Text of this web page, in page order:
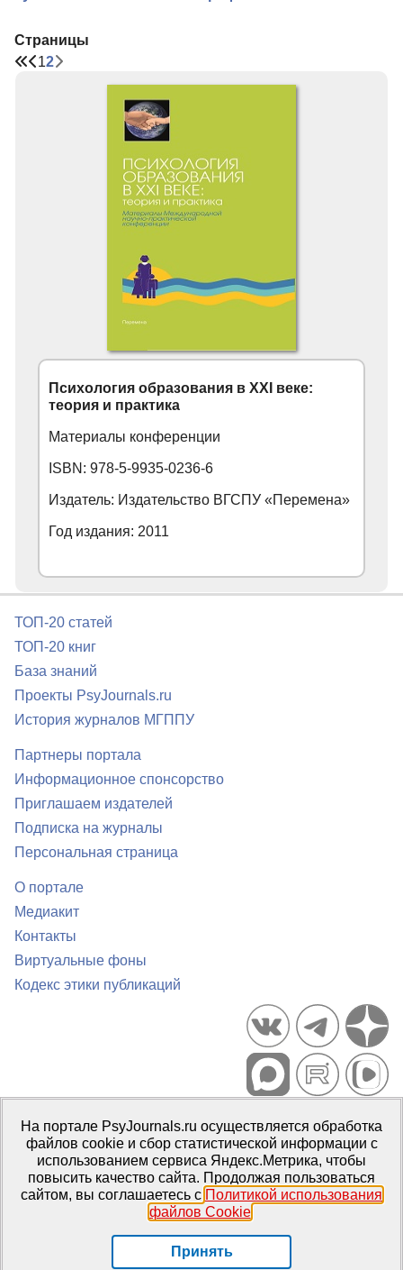
Страницы
12
Психология образования в XXI веке:
теория и практика
Материалы конференции
ISBN: 978-5-9935-0236-6
Издатель: Издательство ВГСПУ «Перемена»
Год издания: 2011
ТОП-20 статей
ТОП-20 книг
База знаний
Проекты PsyJournals.ru
История журналов МГППУ
Партнеры портала
Информационное спонсорство
Приглашаем издателей
Подписка на журналы
Персональная страница
О портале
Медиакит
Контакты
Виртуальные фоны
Кодекс этики публикаций
Портал психологических изданий PsyJournals.ru, 2007–2026
Правила использования материалов
Свидетельство регистрации СМИЭл № ФС77-66447 от 14 июля
2016 г.
Издатель: ФГБОУ ВО МГППУ
На портале PsyJournals.ru осуществляется обработка
файлов cookie и сбор статистической информации с
использованием сервиса Яндекс.Метрика, чтобы
повысить качество сайта. Продолжая пользоваться
сайтом, вы соглашаетесь с Политикой использования
файлов Cookie.
Принять